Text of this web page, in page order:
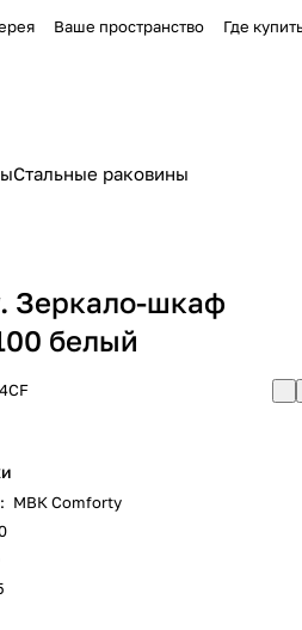
Ваше пространство Где
Стальные раковины
Зеркало-шкаф
белый
: МВК Comforty